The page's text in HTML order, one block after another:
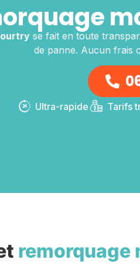
se fait en toute
de panne. Aucun frais
Ultra-rapide Tarifs
remorquage